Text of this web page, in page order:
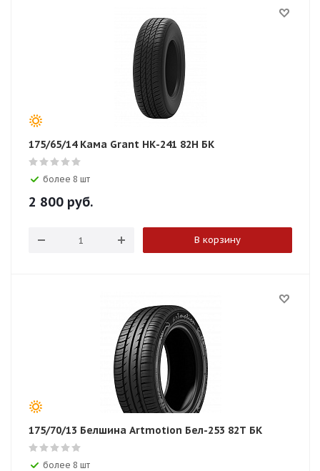
175/65/14 Кама Grant НК-241 82H БК
более 8 шт
2 800 руб.
В корзину
175/70/13 Белшина Artmotion Бел-253 82T БК
более 8 шт